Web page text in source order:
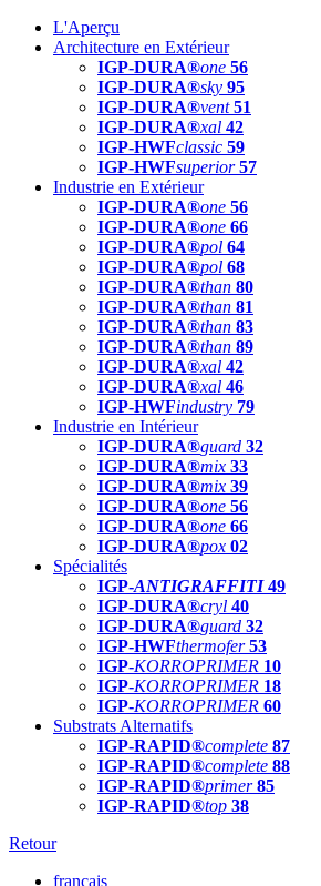
L'Aperçu
Architecture en Extérieur
IGP-DURA®one 56
IGP-DURA®sky 95
IGP-DURA®vent 51
IGP-DURA®xal 42
IGP-HWFclassic 59
IGP-HWFsuperior 57
Industrie en Extérieur
IGP-DURA®one 56
IGP-DURA®one 66
IGP-DURA®pol 64
IGP-DURA®pol 68
IGP-DURA®than 80
IGP-DURA®than 81
IGP-DURA®than 83
IGP-DURA®than 89
IGP-DURA®xal 42
IGP-DURA®xal 46
IGP-HWFindustry 79
Industrie en Intérieur
IGP-DURA®guard 32
IGP-DURA®mix 33
IGP-DURA®mix 39
IGP-DURA®one 56
IGP-DURA®one 66
IGP-DURA®pox 02
Spécialités
IGP-ANTIGRAFFITI49
IGP-DURA®cryl 40
IGP-DURA®guard 32
IGP-HWFthermofer 53
IGP-KORROPRIMER 10
IGP-KORROPRIMER 18
IGP-KORROPRIMER 60
Substrats Alternatifs
IGP-RAPID®complete 87
IGP-RAPID®complete 88
IGP-RAPID®primer 85
IGP-RAPID®top 38
Retour
français